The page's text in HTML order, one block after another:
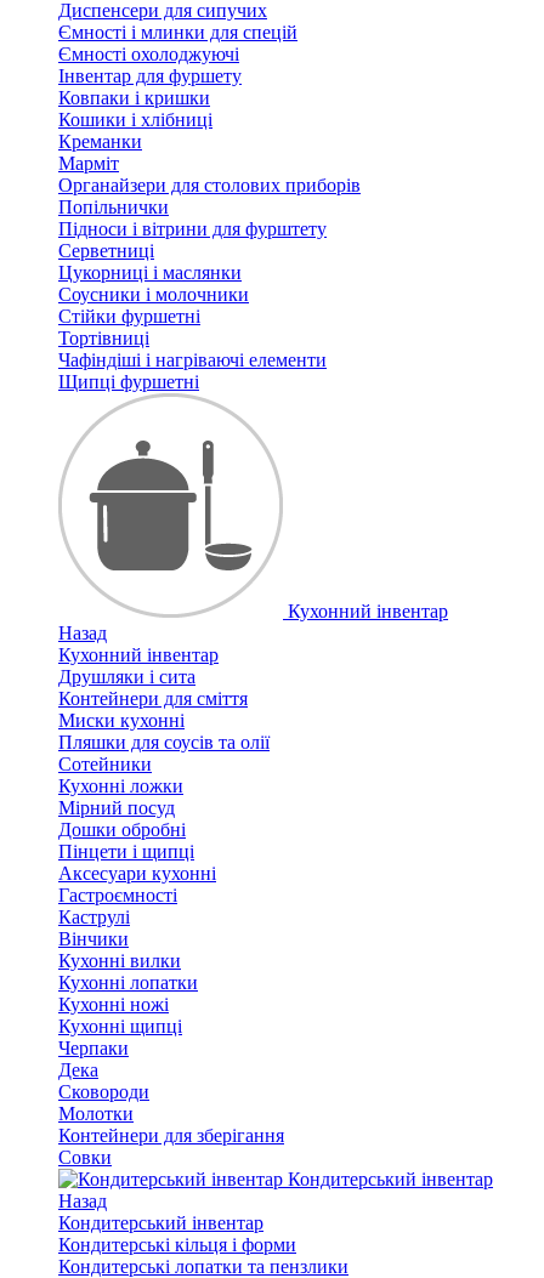
Диспенсери для сипучих
Ємності і млинки для спецій
Ємності охолоджуючі
Інвентар для фуршету
Ковпаки і кришки
Кошики і хлібниці
Креманки
Марміт
Органайзери для столових приборів
Попільнички
Підноси і вітрини для фурштету
Серветниці
Цукорниці і маслянки
Соусники і молочники
Стійки фуршетні
Тортівниці
Чафіндіші і нагріваючі елементи
Щипці фуршетні
Кухонний інвентар
Назад
Кухонний інвентар
Друшляки і сита
Контейнери для сміття
Миски кухонні
Пляшки для соусів та олії
Сотейники
Кухонні ложки
Мірний посуд
Дошки обробні
Пінцети і щипці
Аксесуари кухонні
Гастроємності
Каструлі
Вінчики
Кухонні вилки
Кухонні лопатки
Кухонні ножі
Кухонні щипці
Черпаки
Дека
Сковороди
Молотки
Контейнери для зберігання
Совки
Кондитерський інвентар
Назад
Кондитерський інвентар
Кондитерські кільця і форми
Кондитерські лопатки та пензлики